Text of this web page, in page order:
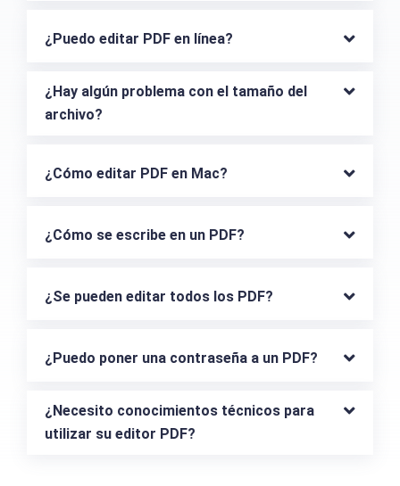
¿Puedo editar PDF en línea?
¿Hay algún problema con el tamaño del
archivo?
¿Cómo editar PDF en Mac?
¿Cómo se escribe en un PDF?
¿Se pueden editar todos los PDF?
¿Puedo poner una contraseña a un PDF?
¿Necesito conocimientos técnicos para
utilizar su editor PDF?